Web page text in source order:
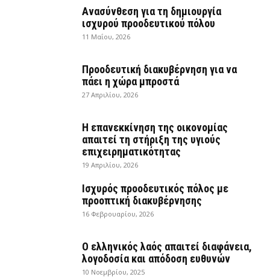
Ανασύνθεση για τη δημιουργία
ισχυρού προοδευτικού πόλου
11 Μαΐου, 2026
Προοδευτική διακυβέρνηση για να
πάει η χώρα μπροστά
27 Απριλίου, 2026
Η επανεκκίνηση της οικονομίας
απαιτεί τη στήριξη της υγιούς
επιχειρηματικότητας
19 Απριλίου, 2026
Ισχυρός προοδευτικός πόλος με
προοπτική διακυβέρνησης
16 Φεβρουαρίου, 2026
Ο ελληνικός λαός απαιτεί διαφάνεια,
λογοδοσία και απόδοση ευθυνών
10 Νοεμβρίου, 2025